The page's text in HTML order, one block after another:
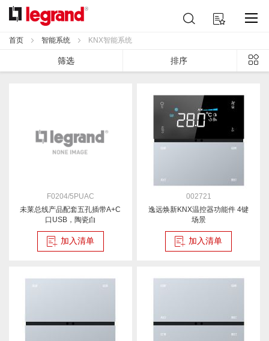
跳
到
容
我的购物车
索
首页 智能系统 KNX智能系统
筛选 排序
F0204/5PUAC
未莱总线产品配套五孔插带A+C
口USB，陶瓷白
加入清单
002721
逸远焕新KNX温控器功能件 4键
场景
加入清单